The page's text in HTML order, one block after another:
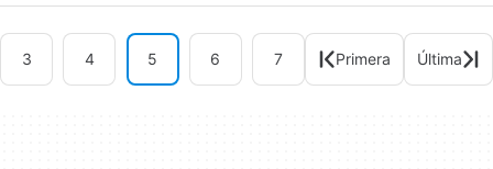
3 4 5 6 7 Primera Última